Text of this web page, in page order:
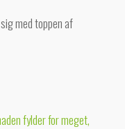
med toppen af
fylder for meget,